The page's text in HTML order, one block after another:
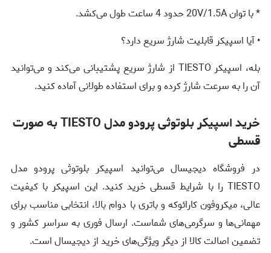
* با توان 20V/1.5A حدود 4 ساعت طول می‌کشد.
• آیا اسپیکر قابلیت شارژ سریع دارد؟
بله، اسپیکر TIESTO از شارژ سریع پشتیبانی می‌کند و می‌توانید
آن را به سرعت شارژ کرده و برای استفاده طولانی آماده کنید.
خرید اسپیکر بلوتوثی پرودو مدل TIESTO به صورت
قسطی
در فروشگاه دیجیسال می‌توانید اسپیکر بلوتوثی پرودو مدل
TIESTO را با شرایط قسطی خرید کنید. این اسپیکر با کیفیت
عالی، میکروفون کارائوکه و باتری با دوام بالا، انتخابی مناسب برای
مهمانی‌ها و سرگرمی‌های شماست. ارسال فوری به سراسر کشور و
تضمین اصالت کالا از دیگر ویژگی‌های خرید از دیجیسال است.